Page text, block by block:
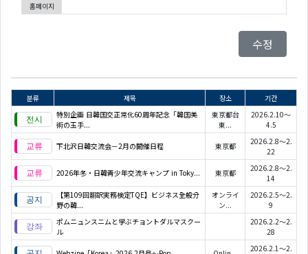
홈페이지
수정
분류 제목 장소
기간
特別企画 日韓国交正常化60周年記念「韓国美
術の玉手...
東京都台
東...
2026.2.10～
4.5
下北沢日韓交流会－2月の開催日程 東京都
2026.2.8～2.
22
2026年冬・日韓青少年交流キャンプ in Toky... 東京都
2026.2.8～2.
14
【第109回翻訳実務検定TQE】ビジネス全般分
野の韓...
オンライ
ン...
2026.2.5～2.
9
ポムニュンスニムと学ぶチョントダルマスクー
ル
2026.2.2～2.
28
2026.2.1～2.